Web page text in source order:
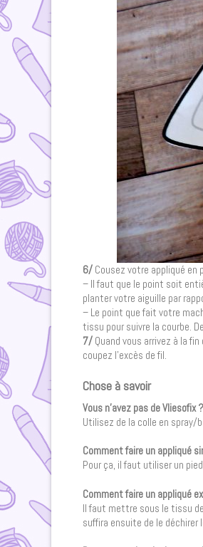
6/ Cousez votre appliqué en
– Il faut que le point soit
planter votre aiguille par
– Le point que fait votre
tissu pour suivre la courbe.
7/ Quand vous arrivez à la
coupez l’excès de fil.
Chose à savoir
Vous n’avez pas de Vliesofix ?
Utilisez de la colle en spray/
Comment faire un appliqué
Pour ça, il faut utiliser un
Comment faire un appliqué
Il faut mettre sous le tissu
suffira ensuite de le